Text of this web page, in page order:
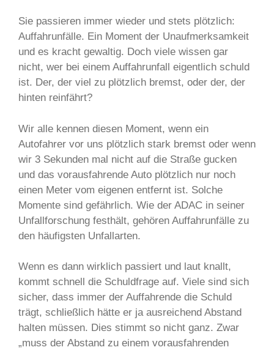
Sie passieren immer wieder und stets plötzlich:
Auffahrunfälle. Ein Moment der Unaufmerksamkeit
und es kracht gewaltig. Doch viele wissen gar
nicht, wer bei einem Auffahrunfall eigentlich schuld
ist. Der, der viel zu plötzlich bremst, oder der, der
hinten reinfährt?
Wir alle kennen diesen Moment, wenn ein
Autofahrer vor uns plötzlich stark bremst oder wenn
wir 3 Sekunden mal nicht auf die Straße gucken
und das vorausfahrende Auto plötzlich nur noch
einen Meter vom eigenen entfernt ist. Solche
Momente sind gefährlich. Wie der ADAC in seiner
Unfallforschung festhält, gehören Auffahrunfälle zu
den häufigsten Unfallarten.
Wenn es dann wirklich passiert und laut knallt,
kommt schnell die Schuldfrage auf. Viele sind sich
sicher, dass immer der Auffahrende die Schuld
trägt, schließlich hätte er ja ausreichend Abstand
halten müssen. Dies stimmt so nicht ganz. Zwar
„muss der Abstand zu einem vorausfahrenden